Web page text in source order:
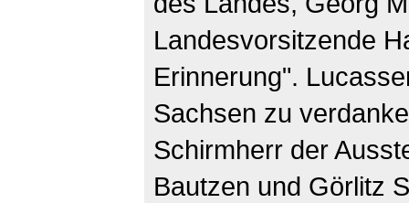
Landesvorsitzende
Erinnerung".
Sachsen zu
Schirmherr der
Bautzen und Görlitz